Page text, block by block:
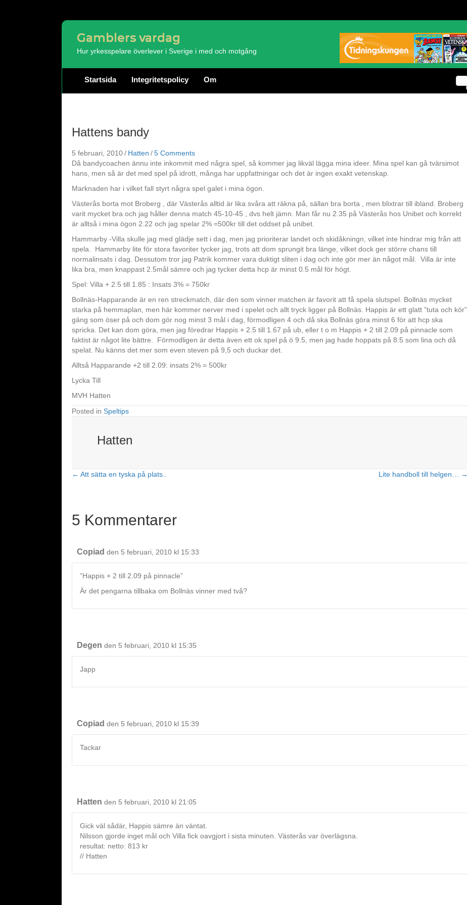
Gamblers vardag
Hur yrkesspelare överlever i Sverige i med och motgång
Startsida Integritetspolicy Om
Hattens bandy
5 februari, 2010/ Hatten /5 Comments
Då bandycoachen ännu inte inkommit med några spel, så kommer jag likväl lägga mina ideer. Mina spel kan gå tvärsimot
hans, men så är det med spel på idrott, många har uppfattningar och det är ingen exakt vetenskap.
Marknaden har i vilket fall styrt några spel galet i mina ögon.
Västerås borta mot Broberg , där Västerås alltid är lika svåra att räkna på, sällan bra borta , men blixtrar till ibland. Broberg
varit mycket bra och jag håller denna match 45-10-45 , dvs helt jämn. Man får nu 2.35 på Västerås hos Unibet och korrekt
är alltså i mina ögon 2.22 och jag spelar 2% =500kr till det oddset på unibet.
Hammarby -Villa skulle jag med glädje sett i dag, men jag prioriterar landet och skidåkningn, vilket inte hindrar mig från att
spela. Hammarby lite för stora favoriter tycker jag, trots att dom sprungit bra länge, vilket dock ger större chans till
normalinsats i dag. Dessutom tror jag Patrik kommer vara duktigt sliten i dag och inte gör mer än något mål. Villa är inte
lika bra, men knappast 2.5mål sämre och jag tycker detta hcp är minst 0.5 mål för högt.
Spel: Villa + 2.5 till 1.85 : Insats 3% = 750kr
Bollnäs-Happarande är en ren streckmatch, där den som vinner matchen är favorit att få spela slutspel. Bollnäs mycket
starka på hemmaplan, men här kommer nerver med i spelet och allt tryck ligger på Bollnäs. Happis är ett glatt ”tuta och kör”
gäng som öser på och dom gör nog minst 3 mål i dag, förmodligen 4 och då ska Bollnäs göra minst 6 för att hcp ska
spricka. Det kan dom göra, men jag föredrar Happis + 2.5 till 1.67 på ub, eller t o m Happis + 2 till 2.09 på pinnacle som
faktist är något lite bättre. Förmodligen är detta även ett ok spel på ö 9.5, men jag hade hoppats på 8.5 som lina och då
spelat. Nu känns det mer som even steven på 9,5 och duckar det.
Alltså Happarande +2 till 2.09: insats 2% = 500kr
Lycka Till
MVH Hatten
Posted in Speltips
Hatten
Posts
← Att sätta en tyska på plats.. Lite handboll till helgen… →
5 Kommentarer
Copiad den 5 februari, 2010 kl 15:33
”Happis + 2 till 2.09 på pinnacle”
Är det pengarna tillbaka om Bollnäs vinner med två?
Degen den 5 februari, 2010 kl 15:35
Japp
Copiad den 5 februari, 2010 kl 15:39
Tackar
Hatten den 5 februari, 2010 kl 21:05
Gick väl sådär, Happis sämre än väntat.
Nilsson gjorde inget mål och Villa fick oavgjort i sista minuten. Västerås var överlägsna.
resultat: netto: 813 kr
// Hatten